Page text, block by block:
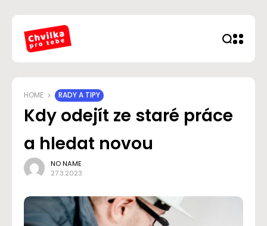
HOME RADY A TIPY
Kdy odejít ze staré práce
a hledat novou
NO NAME
27.3.2023